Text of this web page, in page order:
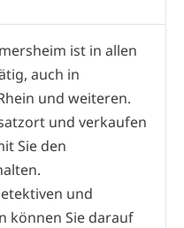
ist in allen
auch in
und weiteren.
und verkaufen
Sie den
und
können Sie darauf